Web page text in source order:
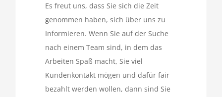
Es freut uns, dass Sie sich die Zeit
genommen haben, sich über uns zu
Informieren. Wenn Sie auf der Suche
nach einem Team sind, in dem das
Arbeiten Spaß macht, Sie viel
Kundenkontakt mögen und dafür fair
bezahlt werden wollen, dann sind Sie